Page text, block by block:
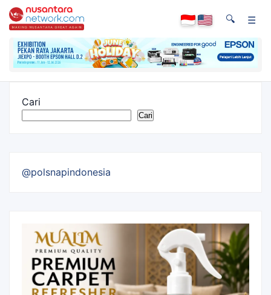
🔍 ☰
Cari
Cari
@polsnapindonesia